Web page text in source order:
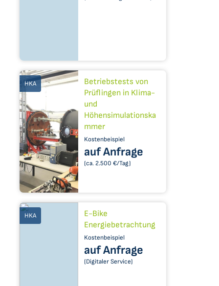
HKA
Betriebstests von
Prüflingen in Klima-
und
Höhensimulationska
mmer
Kostenbeispiel
auf Anfrage
(ca. 2.500 €/Tag)
HKA
E-Bike
Energiebetrachtung
Kostenbeispiel
auf Anfrage
(Digitaler Service)